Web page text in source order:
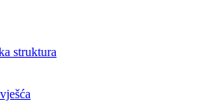
struktura